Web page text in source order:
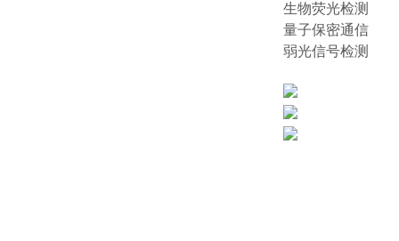
生物荧光检测
量子保密通信
弱光信号检测